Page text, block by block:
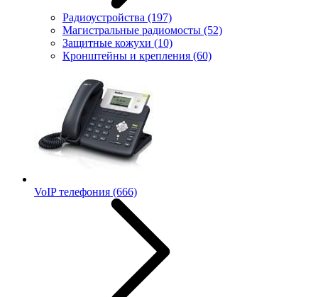
Радиоустройства (197)
Магистральные радиомосты (52)
Защитные кожухи (10)
Кронштейны и крепления (60)
VoIP телефония (666)